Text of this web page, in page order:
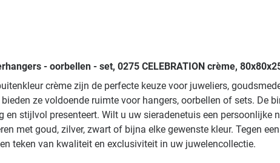
- oorbellen - set, 0275 CELEBRATION crème,
crème zijn de perfecte keuze voor juweliers,
ze voldoende ruimte voor hangers, oorbellen of sets. De
stijlvol presenteert. Wilt u uw sieradenetuis een persoonlijke
met goud, zilver, zwart of bijna elke gewenste kleur. Tegen
teken van kwaliteit en exclusiviteit in uw juwelencollectie.